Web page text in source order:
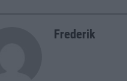
Frederik